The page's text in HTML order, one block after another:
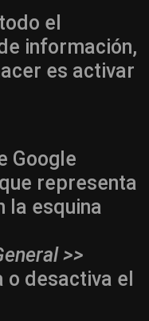
el
información,
es activar
Google
representa
la esquina
>>
o desactiva el